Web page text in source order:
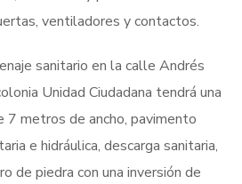
ventiladores y contactos.
sanitario en la calle Andrés
Unidad Ciudadana tendrá una
7 metros de ancho, pavimento
e hidráulica, descarga sanitaria,
de piedra con una inversión de